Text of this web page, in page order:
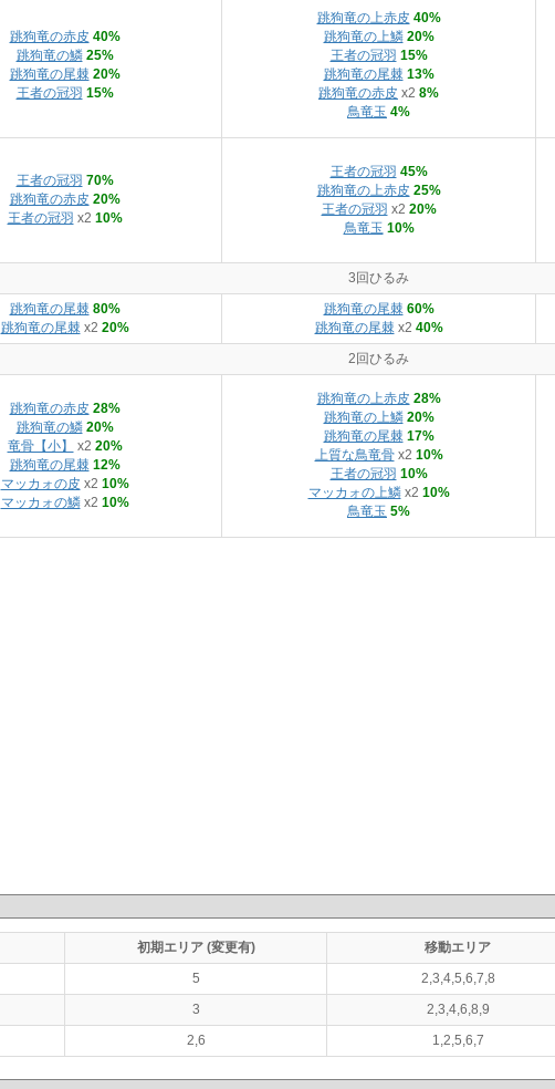
跳狗竜の赤皮 40%
跳狗竜の鱗 25%
跳狗竜の尾棘 20%
王者の冠羽 15%
跳狗竜の上赤皮 40%
跳狗竜の上鱗 20%
王者の冠羽 15%
跳狗竜の尾棘 13%
跳狗竜の赤皮 x2 8%
鳥竜玉 4%
王者の冠羽 70%
跳狗竜の赤皮 20%
王者の冠羽 x2 10%
王者の冠羽 45%
跳狗竜の上赤皮 25%
王者の冠羽 x2 20%
鳥竜玉 10%
3回ひるみ
跳狗竜の尾棘 80%
跳狗竜の尾棘x2 20%
跳狗竜の尾棘 60%
跳狗竜の尾棘x2 40%
2回ひるみ
跳狗竜の赤皮 28%
跳狗竜の鱗 20%
竜骨【小】
x2 20%
跳狗竜の尾棘 12%
マッカォの皮 x2 10%
マッカォの鱗x2 10%
跳狗竜の上赤皮 28%
跳狗竜の上鱗 20%
跳狗竜の尾棘 17%
上質な鳥竜骨x2 10%
王者の冠羽 10%
マッカォの上鱗x2 10%
鳥竜玉 5%
初期エリア (変更有) 移動エリア
5 2,3,4,5,6,7,8
3 2,3,4,6,8,9
2,6 1,2,5,6,7